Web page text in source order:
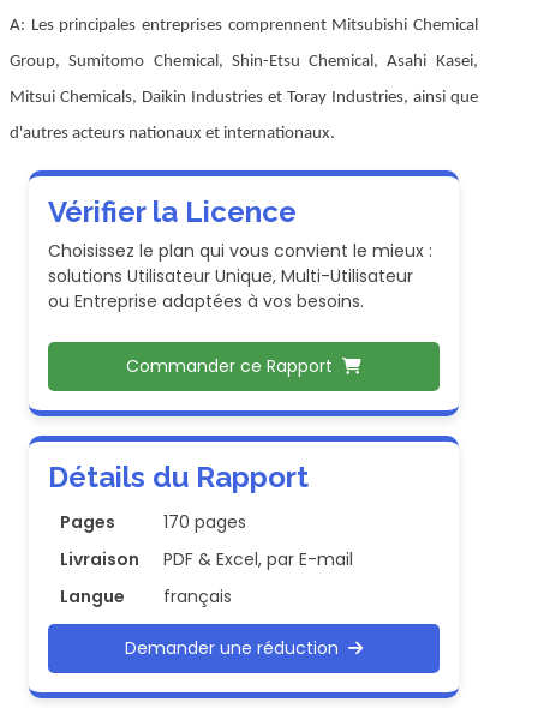
A: Les principales entreprises comprennent Mitsubishi Chemical
Group, Sumitomo Chemical, Shin-Etsu Chemical, Asahi Kasei,
Mitsui Chemicals, Daikin Industries et Toray Industries, ainsi que
d'autres acteurs nationaux et internationaux.
Vérifier la Licence
Choisissez le plan qui vous convient le mieux :
solutions Utilisateur Unique, Multi-Utilisateur
ou Entreprise adaptées à vos besoins.
Commander ce Rapport
Détails du Rapport
Pages
170 pages
Livraison
PDF & Excel, par E-mail
Langue
français
Demander une réduction